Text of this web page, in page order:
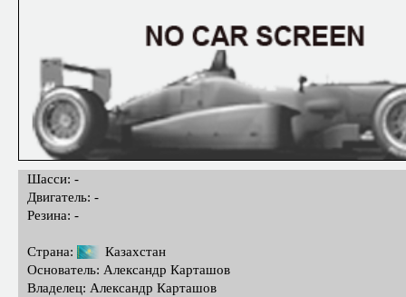
Шасси: -
Двигатель: -
Резина: -
Страна:
Казахстан
Основатель: Александр Карташов
Владелец: Александр Карташов